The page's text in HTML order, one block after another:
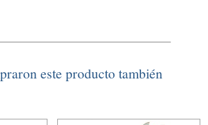
este producto también